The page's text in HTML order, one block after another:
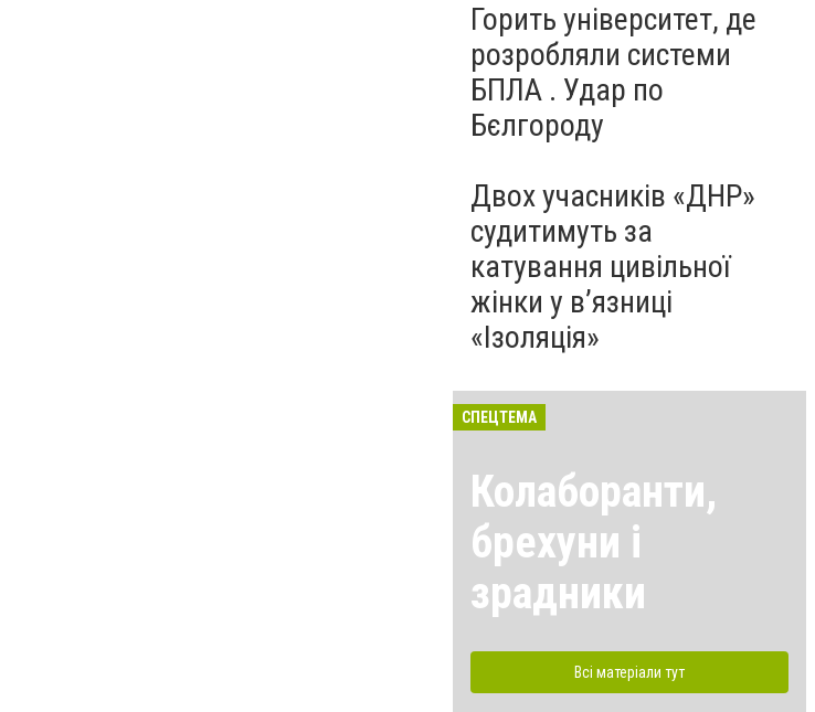
Горить університет, де
розробляли системи
БПЛА . Удар по
Бєлгороду
Двох учасників «ДНР»
судитимуть за
катування цивільної
жінки у в’язниці
«Ізоляція»
СПЕЦТЕМА
Колаборанти,
брехуни і
зрадники
Всі матеріали тут